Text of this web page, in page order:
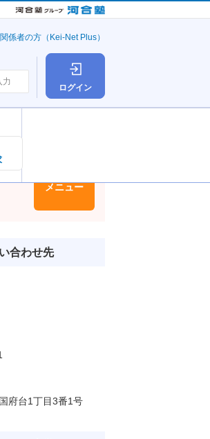
ログイン
係者の方（Kei-Net Plus）
メニュー
合わせ先
府台1丁目3番1号